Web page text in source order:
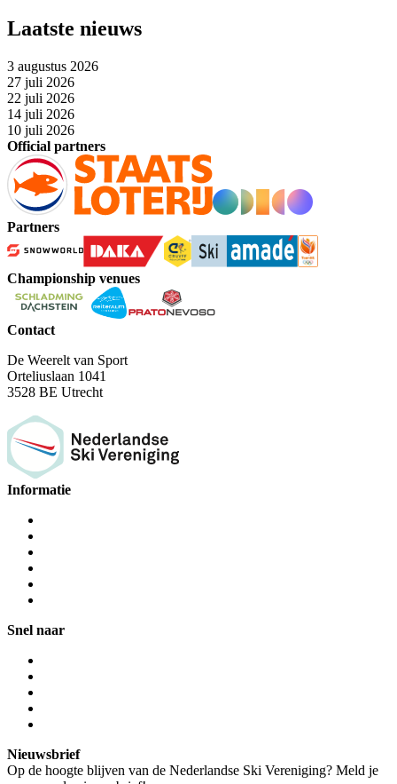
Laatste nieuws
3 augustus 2026
27 juli 2026
22 juli 2026
14 juli 2026
10 juli 2026
Official partners
Partners
Championship venues
Contact
De Weerelt van Sport
Orteliuslaan 1041
3528 BE Utrecht
Informatie
Snel naar
Nieuwsbrief
Op de hoogte blijven van de Nederlandse Ski Vereniging? Meld je